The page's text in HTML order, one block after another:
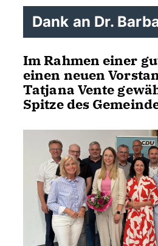
Dank an Dr.
Im Rahmen einer
einen neuen
Tatjana Vente
Spitze des